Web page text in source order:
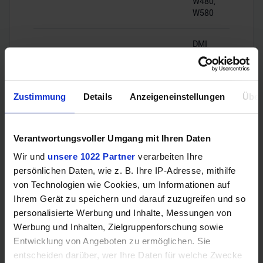
Zustimmung Details Anzeigeneinstellungen
Verantwortungsvoller Umgang mit Ihren Daten
Wir und unsere 1022 Partner verarbeiten Ihre
persönlichen Daten, wie z. B. Ihre IP-Adresse, mithilfe
von Technologien wie Cookies, um Informationen auf
Ihrem Gerät zu speichern und darauf zuzugreifen und so
personalisierte Werbung und Inhalte, Messungen von
Werbung und Inhalten, Zielgruppenforschung sowie
Entwicklung von Angeboten zu ermöglichen. Sie
entscheiden darüber, wer Ihre Daten für welche Zwecke
W580
DMI
3.0,
8GT/s
(PCIe
3.0
x8)
PCIe-Lanes 20
RAM-Kompatibilität
Speichertyp DDR4